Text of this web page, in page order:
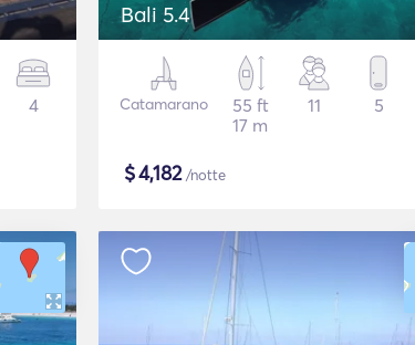
4
Bali 5.4
Catamarano
55 ft
17 m
11 5
$4,182/notte